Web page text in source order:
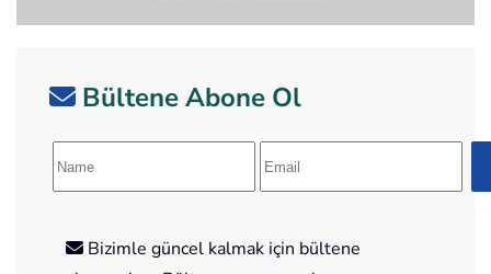
Bültene Abone Ol
Bizimle güncel kalmak için bültene